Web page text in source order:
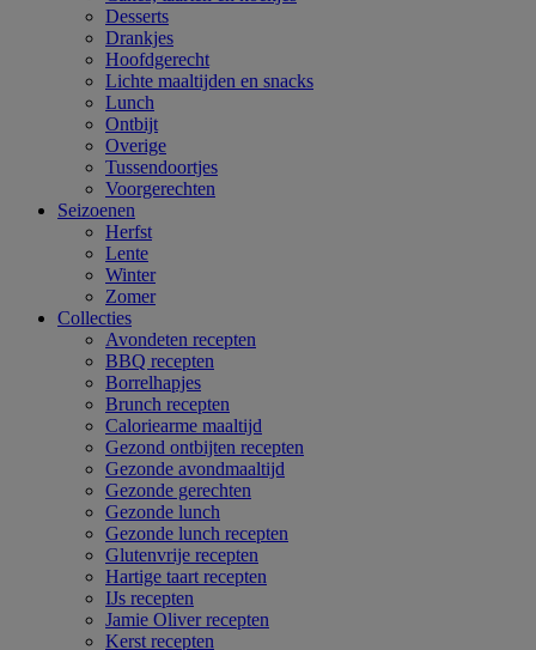
Desserts
Drankjes
Hoofdgerecht
Lichte maaltijden en snacks
Lunch
Ontbijt
Overige
Tussendoortjes
Voorgerechten
Seizoenen
Herfst
Lente
Winter
Zomer
Collecties
Avondeten recepten
BBQ recepten
Borrelhapjes
Brunch recepten
Caloriearme maaltijd
Gezond ontbijten recepten
Gezonde avondmaaltijd
Gezonde gerechten
Gezonde lunch
Gezonde lunch recepten
Glutenvrije recepten
Hartige taart recepten
IJs recepten
Jamie Oliver recepten
Kerst recepten